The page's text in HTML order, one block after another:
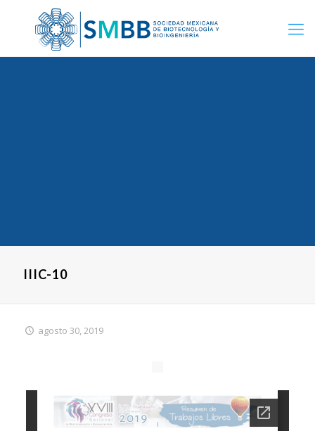
IIIC-10
agosto 30, 2019